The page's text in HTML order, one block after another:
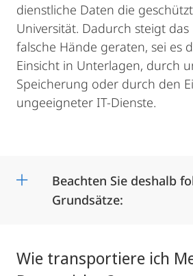
dienstliche Daten die
Universität. Dadurch steigt das
falsche Hände geraten, sei es
Einsicht in Unterlagen, durch
Speicherung oder durch den
ungeeigneter IT-Dienste.
Beachten Sie deshalb
Grundsätze:
Wie transportiere ich